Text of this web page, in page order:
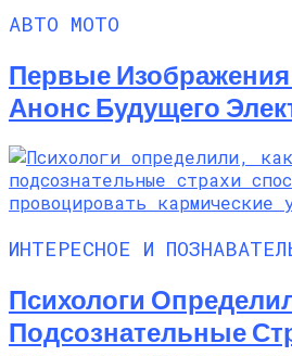
АВТО МОТО
Первые Изображения
Анонс Будущего
ИНТЕРЕСНОЕ И
Психологи
Подсознательные